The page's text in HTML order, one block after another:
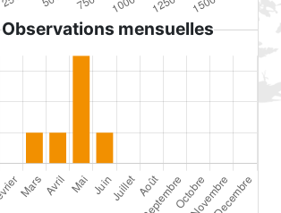
Observations mensuelles